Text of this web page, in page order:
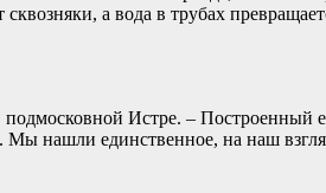
а вода в трубах
подмосковной Истре. –
нашли единственное, на наш